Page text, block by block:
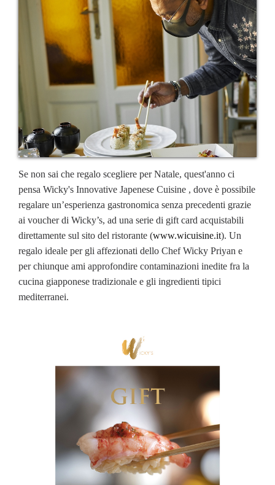
Se non sai che regalo scegliere per Natale, quest'anno ci
pensa Wicky's Innovative Japenese Cuisine , dove è possibile
regalare un’esperienza gastronomica senza precedenti grazie
ai voucher di Wicky’s, ad una serie di gift card acquistabili
direttamente sul sito del ristorante (www.wicuisine.it). Un
regalo ideale per gli affezionati dello Chef Wicky Priyan e
per chiunque ami approfondire contaminazioni inedite fra la
cucina giapponese tradizionale e gli ingredienti tipici
mediterranei.